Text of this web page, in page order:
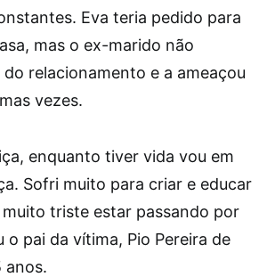
Eva teria pedido para
mas o ex-marido não
relacionamento e a ameaçou
vezes.
enquanto tiver vida vou em
Sofri muito para criar e educar
muito triste estar passando por
o pai da vítima, Pio Pereira de
anos.